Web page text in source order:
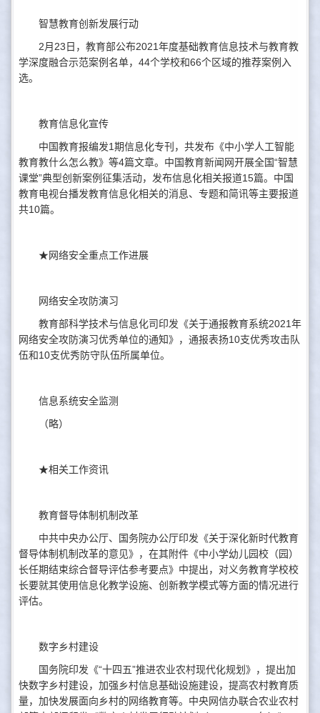
智慧教育创新发展行动
2月23日，教育部公布2021年度基础教育信息技术与教育教
学深度融合示范案例名单，44个学校和66个区域的推荐案例入
选。
教育信息化宣传
中国教育报编发1期信息化专刊，共发布《中小学人工智能
教育教什么怎么教》等4篇文章。中国教育新闻网开展全国“智慧
课堂”典型创新案例征集活动，发布信息化相关报道15篇。中国
教育电视台播发教育信息化相关的消息、专题和简讯等主要报道
共10篇。
★网络安全重点工作进展
网络安全攻防演习
教育部科学技术与信息化司印发《关于通报教育系统2021年
网络安全攻防演习优秀单位的通知》，通报表扬10支优秀攻击队
伍和10支优秀防守队伍所属单位。
信息系统安全监测
（略）
★相关工作资讯
教育督导体制机制改革
中共中央办公厅、国务院办公厅印发《关于深化新时代教育
督导体制机制改革的意见》，在其附件《中小学幼儿园校（园）
长任期结束综合督导评估参考要点》中提出，对义务教育学校校
长要就其使用信息化教学设施、创新教学模式等方面的情况进行
评估。
数字乡村建设
国务院印发《“十四五”推进农业农村现代化规划》，提出加
快数字乡村建设，加强乡村信息基础设施建设，提高农村教育质
量，加快发展面向乡村的网络教育等。中央网信办联合农业农村